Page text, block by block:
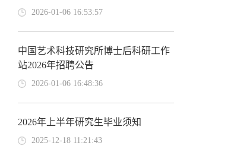
2026-01-06 16:53:57
中国艺术科技研究所博士后科研工作
站2026年招聘公告
2026-01-06 16:48:36
2026年上半年研究生毕业须知
2025-12-18 11:21:43